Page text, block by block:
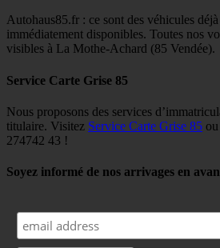
Autohaus85.fr : ce sont des véhicules
immédiatement disponibles. Toutes nos
visibles à La Mothe-Achard (85 Vendée).
Service Carte Grise 85
Nous proposons des services
titulaire. Visitez Service Carte Grise 85
274742 43 !
Soyez informé de nos arrivages en